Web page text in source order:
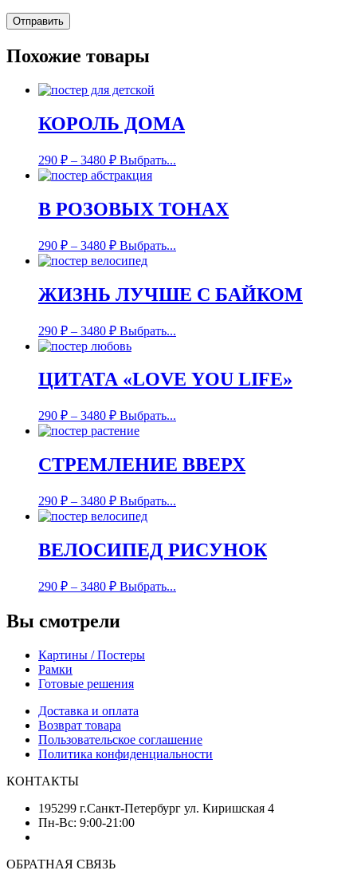
Похожие товары
КОРОЛЬ ДОМА
290 ₽ – 3480 ₽ Выбрать...
В РОЗОВЫХ ТОНАХ
290 ₽ – 3480 ₽ Выбрать...
ЖИЗНЬ ЛУЧШЕ С БАЙКОМ
290 ₽ – 3480 ₽ Выбрать...
ЦИТАТА «LOVE YOU LIFE»
290 ₽ – 3480 ₽ Выбрать...
СТРЕМЛЕНИЕ ВВЕРХ
290 ₽ – 3480 ₽ Выбрать...
ВЕЛОСИПЕД РИСУНОК
290 ₽ – 3480 ₽ Выбрать...
Вы смотрели
Картины / Постеры
Рамки
Готовые решения
Доставка и оплата
Возврат товара
Пользовательское соглашение
Политика конфиденциальности
КОНТАКТЫ
195299 г.Санкт-Петербург ул. Киришская 4
Пн-Вс: 9:00-21:00
ОБРАТНАЯ СВЯЗЬ